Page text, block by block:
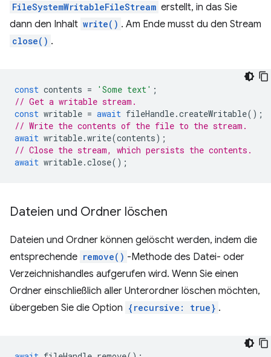
FileSystemWritableFileStream erstellt, in das Sie
dann den Inhalt write() . Am Ende musst du den Stream
close() .
const contents = 'Some text' ;
// Get a writable stream.
const writable = await fileHandle.createWritable();
// Write the contents of the file to the stream.
await writable.write(contents);
// Close the stream, which persists the contents.
await writable.close();
Dateien und Ordner löschen
Dateien und Ordner können gelöscht werden, indem die
entsprechende remove() -Methode des Datei- oder
Verzeichnishandles aufgerufen wird. Wenn Sie einen
Ordner einschließlich aller Unterordner löschen möchten,
übergeben Sie die Option {recursive: true} .